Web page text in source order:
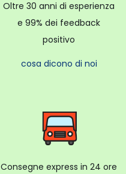
Oltre 30 anni di esperienza
e 99% dei feedback
positivo
cosa dicono di noi
Consegne express in 24 ore